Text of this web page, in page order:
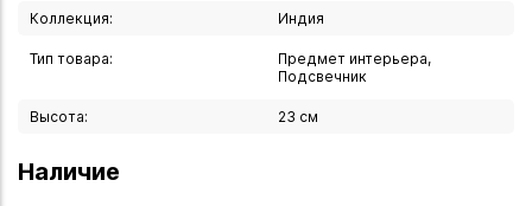
Вы можете купить Подсвечник "Спираль" 23х9х3,5 см в
также сделать заказ в интернет-магазине с доставкой
всей России.
Коллекция: Индия
Тип товара:
Предмет интерьера,
Подсвечник
Высота: 23 см
Наличие